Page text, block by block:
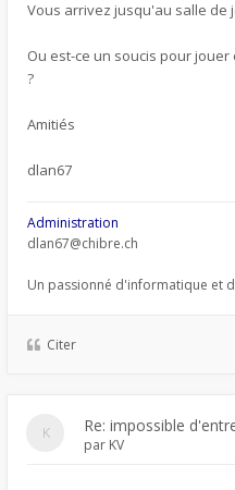
Vous arrivez jusqu'au salle de
Ou est-ce un soucis pour
?
Amitiés
dlan67
Administration
dlan67@chibre.ch
Un passionné d'informatique et
Citer
Re: impossible
par KV